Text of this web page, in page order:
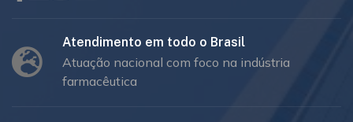
Atendimento em todo o Brasil
Atuação nacional com foco na indústria
farmacêutica